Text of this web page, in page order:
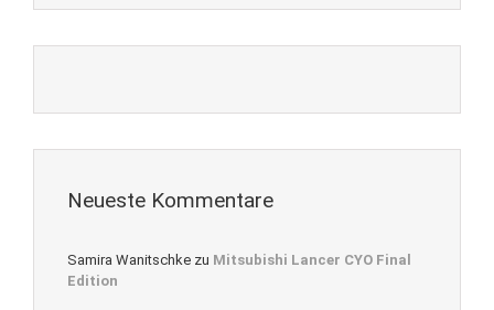
Neueste Kommentare
Samira Wanitschke zu Mitsubishi Lancer CYO Final
Edition